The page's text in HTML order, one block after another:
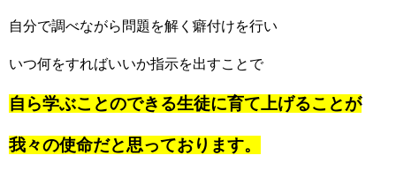
自分で調べながら問題を解く癖付けを行い
いつ何をすればいいか指示を出すことで
自ら学ぶことのできる生徒に育て上げることが
我々の使命だと思っております。